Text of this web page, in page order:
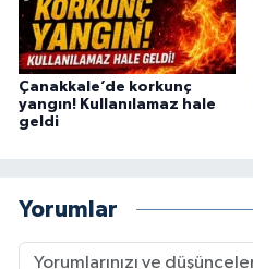
Çanakkale’de korkunç
yangın! Kullanılamaz hale
geldi
Yorumlar